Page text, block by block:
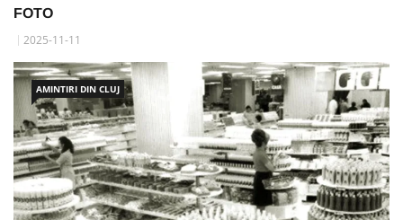
FOTO
2025-11-11
AMINTIRI DIN CLUJ